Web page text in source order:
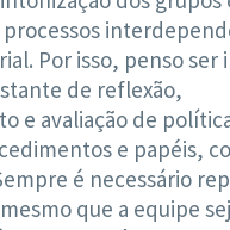
Por isso, penso
de reflexão,
e avaliação de
e papéis,
é necessário
que a equipe